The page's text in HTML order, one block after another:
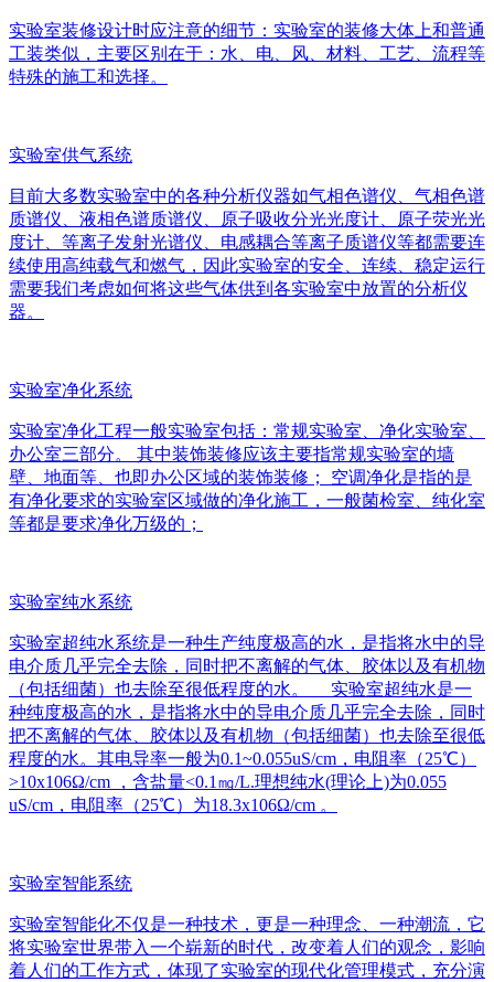
实验室装修设计时应注意的细节：实验室的装修大体上和普通
工装类似，主要区别在于：水、电、风、材料、工艺、流程等
特殊的施工和选择。
实验室供气系统
目前大多数实验室中的各种分析仪器如气相色谱仪、气相色谱
质谱仪、液相色谱质谱仪、原子吸收分光光度计、原子荧光光
度计、等离子发射光谱仪、电感耦合等离子质谱仪等都需要连
续使用高纯载气和燃气，因此实验室的安全、连续、稳定运行
需要我们考虑如何将这些气体供到各实验室中放置的分析仪
器。
实验室净化系统
实验室净化工程一般实验室包括：常规实验室、净化实验室、
办公室三部分。 其中装饰装修应该主要指常规实验室的墙
壁、地面等、也即办公区域的装饰装修； 空调净化是指的是
有净化要求的实验室区域做的净化施工，一般菌检室、纯化室
等都是要求净化万级的；
实验室纯水系统
实验室超纯水系统是一种生产纯度极高的水，是指将水中的导
电介质几乎完全去除，同时把不离解的气体、胶体以及有机物
（包括细菌）也去除至很低程度的水。 实验室超纯水是一
种纯度极高的水，是指将水中的导电介质几乎完全去除，同时
把不离解的气体、胶体以及有机物（包括细菌）也去除至很低
程度的水。其电导率一般为0.1~0.055uS/cm，电阻率（25℃）
>10x106Ω/cm ，含盐量<0.1㎎/L.理想纯水(理论上)为0.055
uS/cm，电阻率（25℃）为18.3x106Ω/cm 。
实验室智能系统
实验室智能化不仅是一种技术，更是一种理念、一种潮流，它
将实验室世界带入一个崭新的时代，改变着人们的观念，影响
着人们的工作方式，体现了实验室的现代化管理模式，充分演